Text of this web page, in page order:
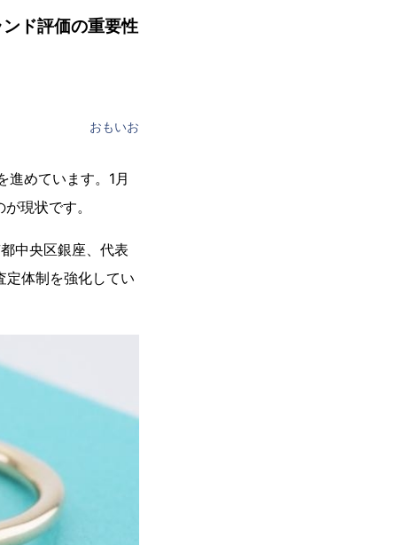
ド評価の重要性
おもいお
めています。1月
現状です。
中央区銀座、代表
定体制を強化してい